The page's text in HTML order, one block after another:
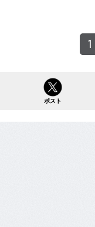
1
ポスト